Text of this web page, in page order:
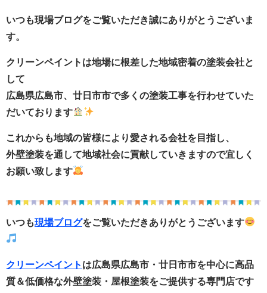
いつも現場ブログをご覧いただき誠にありがとうございま
す。
クリーンペイントは地場に根差した地域密着の塗装会社と
して
広島県広島市、廿日市市で多くの塗装工事を行わせていた
だいております
これからも地域の皆様により愛される会社を目指し、
外壁塗装を通して地域社会に貢献していきますので宜しく
お願い致します
いつも現場ブログをご覧いただきありがとうございます
クリーンペイント は広島県広島市・廿日市市を中心に高品
質＆低価格な外壁塗装・ 屋根塗装をご提供する専門店です